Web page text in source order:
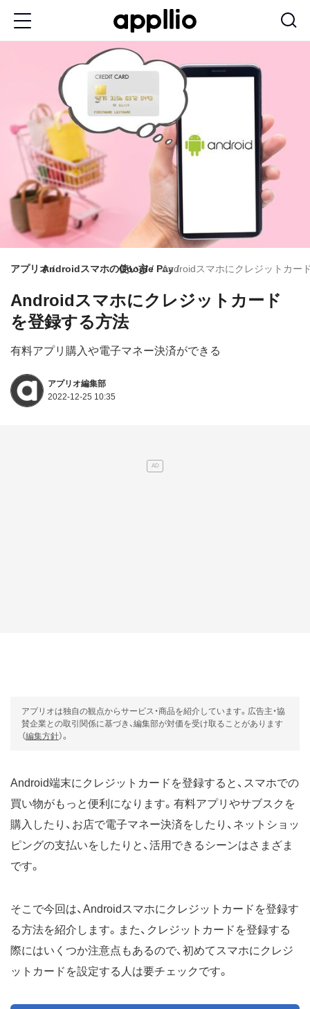
移
アプリオAndroidスマホの使い方
Google PayAndroidスマホにクレジットカー
Androidスマホにクレジットカード
を登録する方法
有料アプリ購入や電子マネー決済ができる
アプリオ編集部
2022-12-25 10:35
アプリオは独自の観点からサービス・商品を紹介しています。広告主・協
賛企業との取引関係に基づき、編集部が対価を受け取ることがあります
（編集方針）。
Android端末にクレジットカードを登録すると、スマホでの
買い物がもっと便利になります。有料アプリやサブスクを
購入したり、お店で電子マネー決済をしたり、ネットショッ
ピングの支払いをしたりと、活用できるシーンはさまざま
です。
そこで今回は、Androidスマホにクレジットカードを登録す
る方法を紹介します。また、クレジットカードを登録する
際にはいくつか注意点もあるので、初めてスマホにクレジ
ットカードを設定する人は要チェックです。